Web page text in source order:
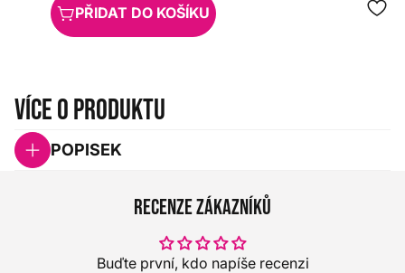
PŘIDAT DO KOŠÍKU
Více o produktu
POPISEK
Recenze zákazníků
Buďte první, kdo napíše recenzi